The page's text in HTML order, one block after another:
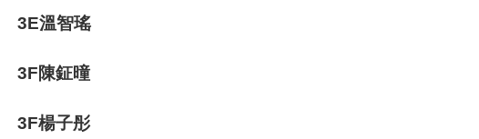
3E溫智瑤
3F陳鉦曈
3F楊子彤